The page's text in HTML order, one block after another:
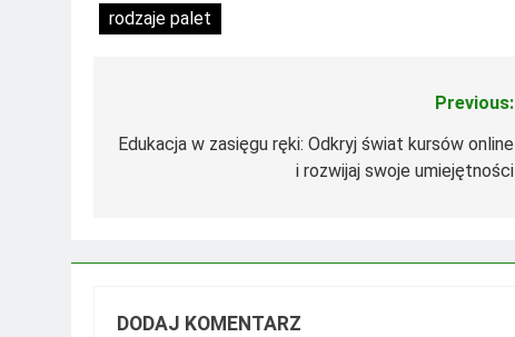
rodzaje palet
wpisu
Previous:
Edukacja w zasięgu ręki: Odkryj świat kursów online
i rozwijaj swoje umiejętności
DODAJ KOMENTARZ